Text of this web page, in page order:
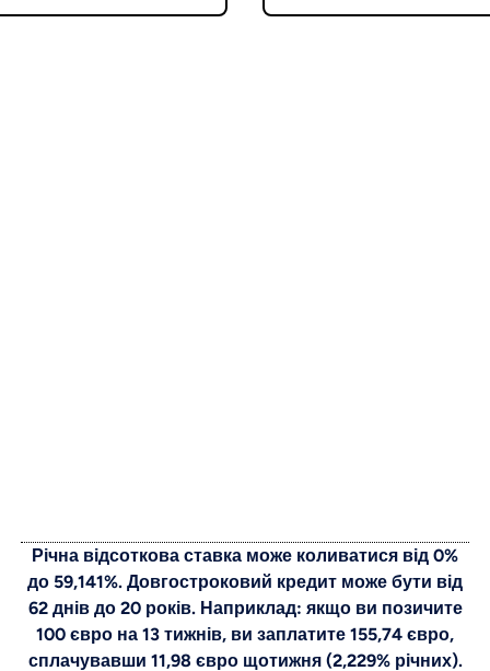
Річна відсоткова ставка може коливатися від 0%
до 59,141%. Довгостроковий кредит може бути від
62 днів до 20 років. Наприклад: якщо ви позичите
100 євро на 13 тижнів, ви заплатите 155,74 євро,
сплачувавши 11,98 євро щотижня (2,229% річних).